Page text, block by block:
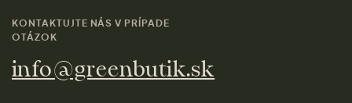
KONTAKTUJTE NÁS V PRÍPADE
OTÁZOK
info@greenbutik.sk